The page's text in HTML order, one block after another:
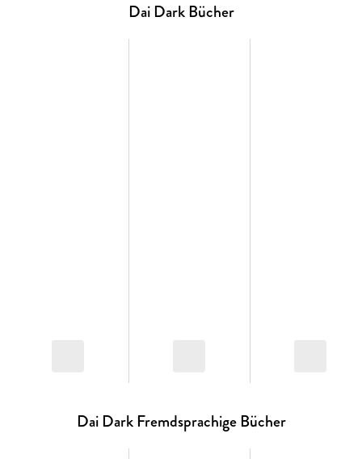
Informationssysteme des gesamten Universums. Nun muss
sollte: Er betreibt Egosurfing im Universal Wide Web!
Dai Dark Bücher
Dai Dark Fremdsprachige Bücher